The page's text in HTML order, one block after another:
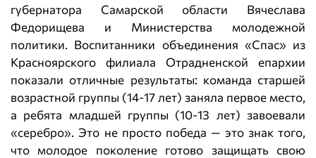
губернатора Самарской области Вячеслава
Федорищева и Министерства молодежной
политики. Воспитанники объединения «Спас» из
Красноярского филиала Отрадненской епархии
показали отличные результаты: команда старшей
возрастной группы (14-17 лет) заняла первое место,
а ребята младшей группы (10-13 лет) завоевали
«серебро». Это не просто победа — это знак того,
что молодое поколение готово защищать свою